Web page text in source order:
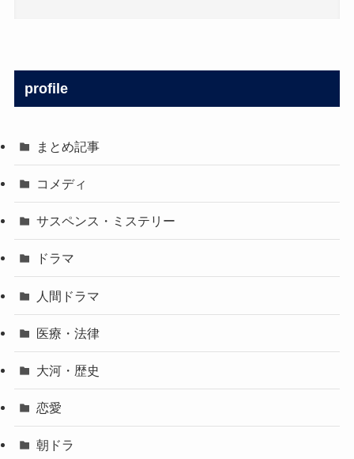
profile
まとめ記事
コメディ
サスペンス・ミステリー
ドラマ
人間ドラマ
医療・法律
大河・歴史
恋愛
朝ドラ